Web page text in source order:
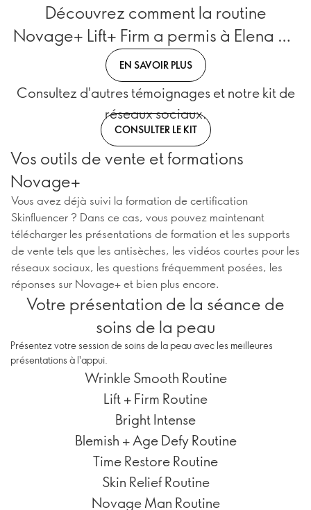
Découvrez comment la routine
Novage+ Lift+ Firm a permis à Elena de
se démarquer à 43 ans !
EN SAVOIR PLUS
Consultez d'autres témoignages et notre kit de
réseaux sociaux.
CONSULTER LE KIT
Vos outils de vente et formations
Novage+
Vous avez déjà suivi la formation de certification
Skinfluencer ? Dans ce cas, vous pouvez maintenant
télécharger les présentations de formation et les supports
de vente tels que les antisèches, les vidéos courtes pour les
réseaux sociaux, les questions fréquemment posées, les
réponses sur Novage+ et bien plus encore.
Votre présentation de la séance de
soins de la peau
Présentez votre session de soins de la peau avec les meilleures
présentations à l'appui.
Wrinkle Smooth Routine
Lift + Firm Routine
Bright Intense
Blemish + Age Defy Routine
Time Restore Routine
Skin Relief Routine
Novage Man Routine